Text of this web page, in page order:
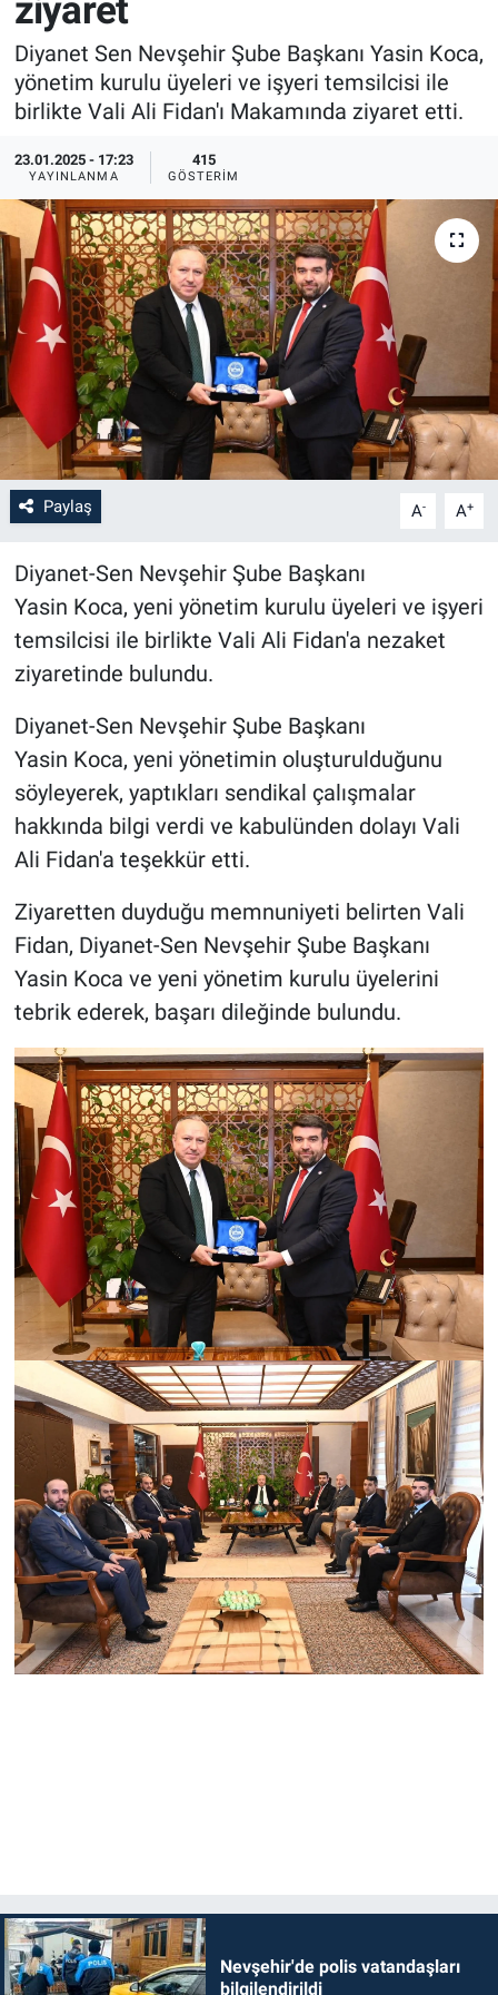
ziyaret
Diyanet Sen Nevşehir Şube Başkanı Yasin Koca,
yönetim kurulu üyeleri ve işyeri temsilcisi ile
birlikte Vali Ali Fidan'ı Makamında ziyaret etti.
23.01.2025 - 17:23
YAYINLANMA
415
GÖSTERIM
Paylaş A- A+
Diyanet-Sen Nevşehir Şube Başkanı
Yasin Koca, yeni yönetim kurulu üyeleri ve işyeri
temsilcisi ile birlikte Vali Ali Fidan'a nezaket
ziyaretinde bulundu.
Diyanet-Sen Nevşehir Şube Başkanı
Yasin Koca, yeni yönetimin oluşturulduğunu
söyleyerek, yaptıkları sendikal çalışmalar
hakkında bilgi verdi ve kabulünden dolayı Vali
Ali Fidan'a teşekkür etti.
Ziyaretten duyduğu memnuniyeti belirten Vali
Fidan, Diyanet-Sen Nevşehir Şube Başkanı
Yasin Koca ve yeni yönetim kurulu üyelerini
tebrik ederek, başarı dileğinde bulundu.
Nevşehir'de polis vatandaşları
bilgilendirildi
Sağlık
Yerel
Genel
Asayiş
İlan - Duyuru- Mesaj
Türkiye Gündemi
Sizden Gelenler
Yaşam
Sağlık
Eğitim
Kültür
3.Sayfa
Medya
Teknoloji
Röportaj
Kayseri
Niğde
Aksaray
Yerel
Genel
Asayiş
Kültür - Sanat
Politika
Magazin
Çevre
Haberde İnsan
İlan - Duyuru- Mesaj
Türkiye Gündemi
Sizden Gelenler